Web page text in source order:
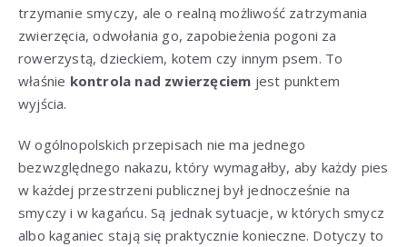
trzymanie smyczy, ale o realną możliwość zatrzymania
zwierzęcia, odwołania go, zapobieżenia pogoni za
rowerzystą, dzieckiem, kotem czy innym psem. To
właśnie kontrola nad zwierzęciem jest punktem
wyjścia.
W ogólnopolskich przepisach nie ma jednego
bezwzględnego nakazu, który wymagałby, aby każdy pies
w każdej przestrzeni publicznej był jednocześnie na
smyczy i w kagańcu. Są jednak sytuacje, w których smycz
albo kaganiec stają się praktycznie konieczne. Dotyczy to